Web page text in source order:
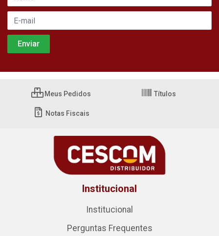
Meus Pedidos Títulos
Notas Fiscais
Institucional
Institucional
Perguntas Frequentes